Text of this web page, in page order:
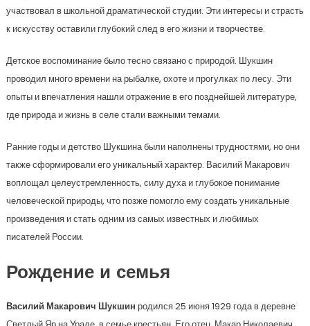
участвовал в школьной драматической студии. Эти интересы и страсть
к искусству оставили глубокий след в его жизни и творчестве.
Детское воспоминание было тесно связано с природой. Шукшин
проводил много времени на рыбалке, охоте и прогулках по лесу. Эти
опыты и впечатления нашли отражение в его позднейшей литературе,
где природа и жизнь в селе стали важными темами.
Ранние годы и детство Шукшина были наполнены трудностями, но они
также сформировали его уникальный характер. Василий Макарович
воплощал целеустремленность, силу духа и глубокое понимание
человеческой природы, что позже помогло ему создать уникальные
произведения и стать одним из самых известных и любимых
писателей России.
Рождение и семья
Василий Макарович Шукшин родился 25 июня 1929 года в деревне